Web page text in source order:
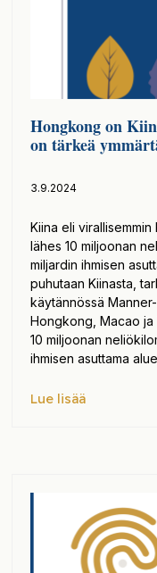
Hongkong on
on tärkeä
3.9.2024
Kiina eli
lähes 10 miljoonan
miljardin ihmisen
puhutaan Kiinasta,
käytännössä
Hongkong, Macao ja
10 miljoonan
ihmisen asuttama
Lue lisää